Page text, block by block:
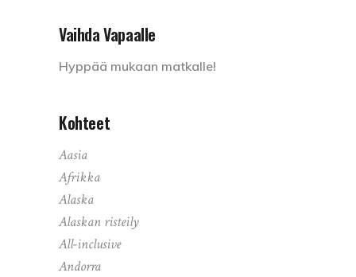
Vaihda Vapaalle
Hyppää mukaan matkalle!
Kohteet
Aasia
Afrikka
Alaska
Alaskan risteily
All-inclusive
Andorra